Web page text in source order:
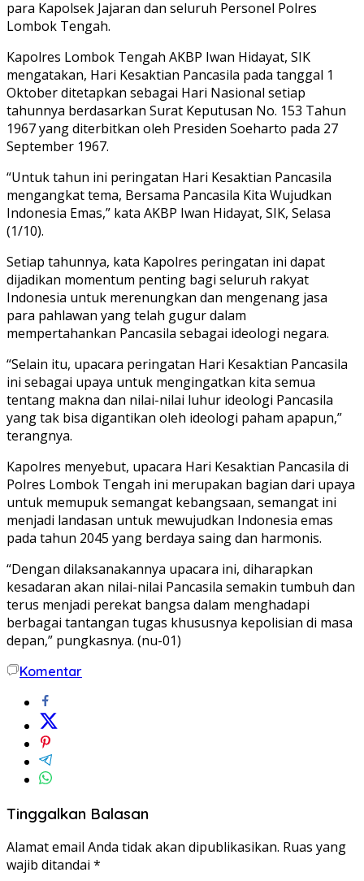
para Kapolsek Jajaran dan seluruh Personel Polres
Lombok Tengah.
Kapolres Lombok Tengah AKBP Iwan Hidayat, SIK
mengatakan, Hari Kesaktian Pancasila pada tanggal 1
Oktober ditetapkan sebagai Hari Nasional setiap
tahunnya berdasarkan Surat Keputusan No. 153 Tahun
1967 yang diterbitkan oleh Presiden Soeharto pada 27
September 1967.
“Untuk tahun ini peringatan Hari Kesaktian Pancasila
mengangkat tema, Bersama Pancasila Kita Wujudkan
Indonesia Emas,” kata AKBP Iwan Hidayat, SIK, Selasa
(1/10).
Setiap tahunnya, kata Kapolres peringatan ini dapat
dijadikan momentum penting bagi seluruh rakyat
Indonesia untuk merenungkan dan mengenang jasa
para pahlawan yang telah gugur dalam
mempertahankan Pancasila sebagai ideologi negara.
“Selain itu, upacara peringatan Hari Kesaktian Pancasila
ini sebagai upaya untuk mengingatkan kita semua
tentang makna dan nilai-nilai luhur ideologi Pancasila
yang tak bisa digantikan oleh ideologi paham apapun,”
terangnya.
Kapolres menyebut, upacara Hari Kesaktian Pancasila di
Polres Lombok Tengah ini merupakan bagian dari upaya
untuk memupuk semangat kebangsaan, semangat ini
menjadi landasan untuk mewujudkan Indonesia emas
pada tahun 2045 yang berdaya saing dan harmonis.
“Dengan dilaksanakannya upacara ini, diharapkan
kesadaran akan nilai-nilai Pancasila semakin tumbuh dan
terus menjadi perekat bangsa dalam menghadapi
berbagai tantangan tugas khususnya kepolisian di masa
depan,” pungkasnya. (nu-01)
Komentar
Tinggalkan Balasan
Alamat email Anda tidak akan dipublikasikan. Ruas yang
wajib ditandai *